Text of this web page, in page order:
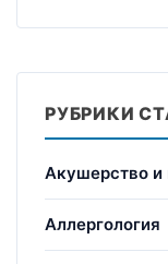
РУБРИКИ
Акушерство и
Аллергология